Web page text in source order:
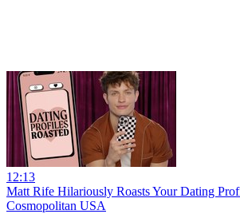
12:13
Matt Rife Hilariously Roasts Your Dating
Cosmopolitan USA